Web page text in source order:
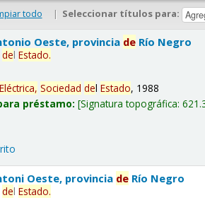
todo | Seleccionar títulos para:
Oeste, provincia de Río Negro
delEstado.
Eléctrica, Sociedad delEstado, 1988
préstamo: Signatura topográfica:
Oeste, provincia de Río Negro
delEstado.